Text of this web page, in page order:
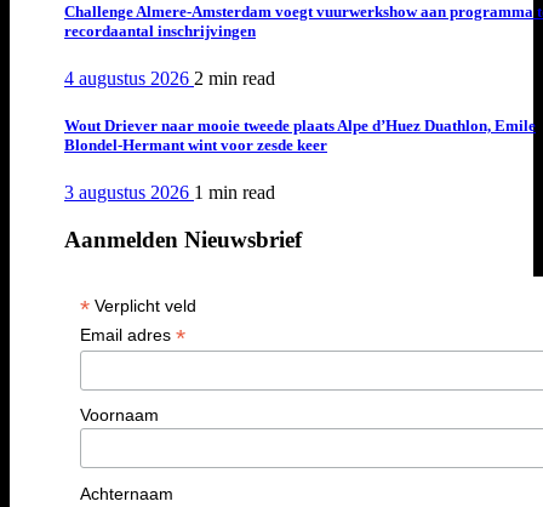
Challenge Almere-Amsterdam voegt vuurwerkshow aan programma
recordaantal inschrijvingen
4 augustus 2026 2 min read
Wout Driever naar mooie tweede plaats Alpe d’Huez Duathlon, Emile
Blondel-Hermant wint voor zesde keer
3 augustus 2026 1 min read
Aanmelden Nieuwsbrief
*Verplicht veld
Email adres *
Voornaam
Achternaam